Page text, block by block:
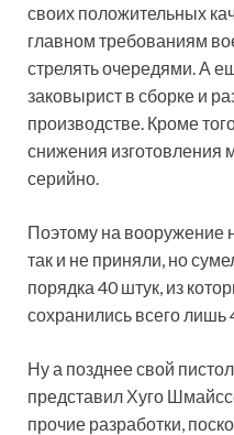
своих положительных
главном требованиям
стрелять очередями. А
заковырист в сборке и
производстве. Кроме
снижения изготовления
серийно.
Поэтому на вооружение
так и не приняли, но
порядка 40 штук, из
сохранились всего лишь
Ну а позднее свой
представил Хуго
прочие разработки,